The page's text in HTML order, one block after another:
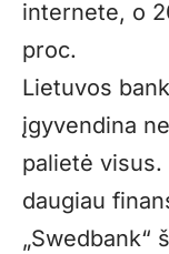
internete, o
proc.
Lietuvos
įgyvendina
palietė
daugiau
„Swedbank“